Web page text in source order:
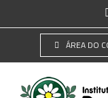
para
conteúdo
ÁREA DO